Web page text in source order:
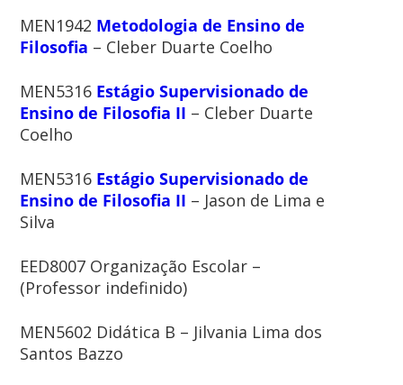
MEN1942 Metodologia de Ensino de
Filosofia – Cleber Duarte Coelho
MEN5316 Estágio Supervisionado de
Ensino de Filosofia II – Cleber Duarte
Coelho
MEN5316 Estágio Supervisionado de
Ensino de Filosofia II – Jason de Lima e
Silva
EED8007 Organização Escolar –
(Professor indefinido)
MEN5602 Didática B – Jilvania Lima dos
Santos Bazzo